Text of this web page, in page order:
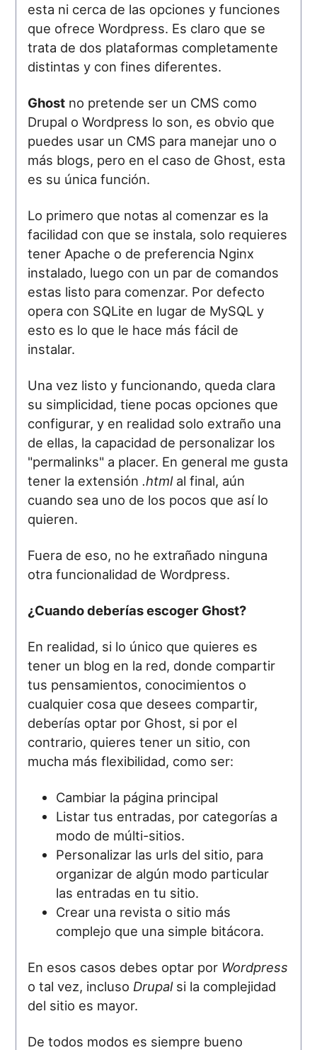
esta ni cerca de las opciones y funciones
que ofrece Wordpress. Es claro que se
trata de dos plataformas completamente
distintas y con fines diferentes.
Ghost no pretende ser un CMS como
Drupal o Wordpress lo son, es obvio que
puedes usar un CMS para manejar uno o
más blogs, pero en el caso de Ghost, esta
es su única función.
Lo primero que notas al comenzar es la
facilidad con que se instala, solo requieres
tener Apache o de preferencia Nginx
instalado, luego con un par de comandos
estas listo para comenzar. Por defecto
opera con SQLite en lugar de MySQL y
esto es lo que le hace más fácil de
instalar.
Una vez listo y funcionando, queda clara
su simplicidad, tiene pocas opciones que
configurar, y en realidad solo extraño una
de ellas, la capacidad de personalizar los
"permalinks" a placer. En general me gusta
tener la extensión.htmlal final, aún
cuando sea uno de los pocos que así lo
quieren.
Fuera de eso, no he extrañado ninguna
otra funcionalidad de Wordpress.
¿Cuando deberías escoger Ghost?
En realidad, si lo único que quieres es
tener un blog en la red, donde compartir
tus pensamientos, conocimientos o
cualquier cosa que desees compartir,
deberías optar por Ghost, si por el
contrario, quieres tener un sitio, con
mucha más flexibilidad, como ser:
Cambiar la página principal
Listar tus entradas, por categorías a
modo de múlti-sitios.
Personalizar las urls del sitio, para
organizar de algún modo particular
las entradas en tu sitio.
Crear una revista o sitio más
complejo que una simple bitácora.
En esos casos debes optar por Wordpress
o tal vez, incluso Drupalsi la complejidad
del sitio es mayor.
De todos modos es siempre bueno